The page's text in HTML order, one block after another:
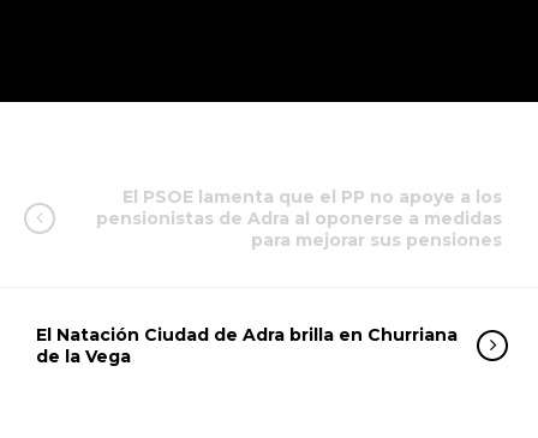
El PSOE lamenta que el PP no apoye a los
pensionistas de Adra al oponerse a medidas
para mejorar sus pensiones
El Natación Ciudad de Adra brilla en Churriana
de la Vega